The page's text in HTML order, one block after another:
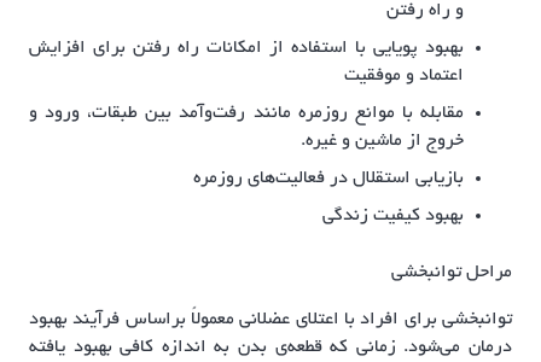
و راه رفتن
بهبود پویایی با استفاده از امکانات راه رفتن برای افزایش
اعتماد و موفقیت
مقابله با موانع روزمره مانند رفت‌وآمد بین طبقات، ورود و
خروج از ماشین و غیره.
بازیابی استقلال در فعالیت‌های روزمره
بهبود کیفیت زندگی
مراحل توانبخشی
توانبخشی برای افراد با اعتلای عضلانی معمولاً براساس فرآیند بهبود
درمان می‌شود. زمانی که قطعه‌ی بدن به اندازه کافی بهبود یافته